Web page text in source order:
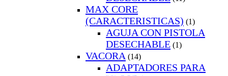
MAX CORE
(CARACTERISTICAS) (1)
AGUJA CON PISTOLA
DESECHABLE (1)
VACORA (14)
ADAPTADORES PARA